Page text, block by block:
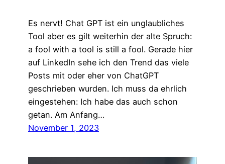
Es nervt! Chat GPT ist ein unglaubliches
Tool aber es gilt weiterhin der alte Spruch:
a fool with a tool is still a fool. Gerade hier
auf LinkedIn sehe ich den Trend das viele
Posts mit oder eher von ChatGPT
geschrieben wurden. Ich muss da ehrlich
eingestehen: Ich habe das auch schon
getan. Am Anfang…
November 1, 2023